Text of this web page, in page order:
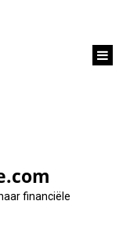
financiële